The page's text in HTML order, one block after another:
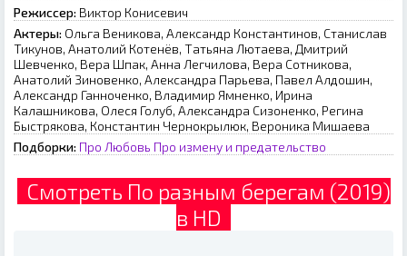
Режиссер: Виктор Конисевич
Актеры: Ольга Веникова, Александр Константинов, Станислав
Тикунов, Анатолий Котенёв, Татьяна Лютаева, Дмитрий
Шевченко, Вера Шпак, Анна Легчилова, Вера Сотникова,
Анатолий Зиновенко, Александра Парьева, Павел Алдошин,
Александр Ганноченко, Владимир Ямненко, Ирина
Калашникова, Олеся Голуб, Александра Сизоненко, Регина
Быстрякова, Константин Чернокрылюк, Вероника Мишаева
Подборки: Про Любовь Про измену и предательство
Смотреть По разным берегам (2019)
в HD